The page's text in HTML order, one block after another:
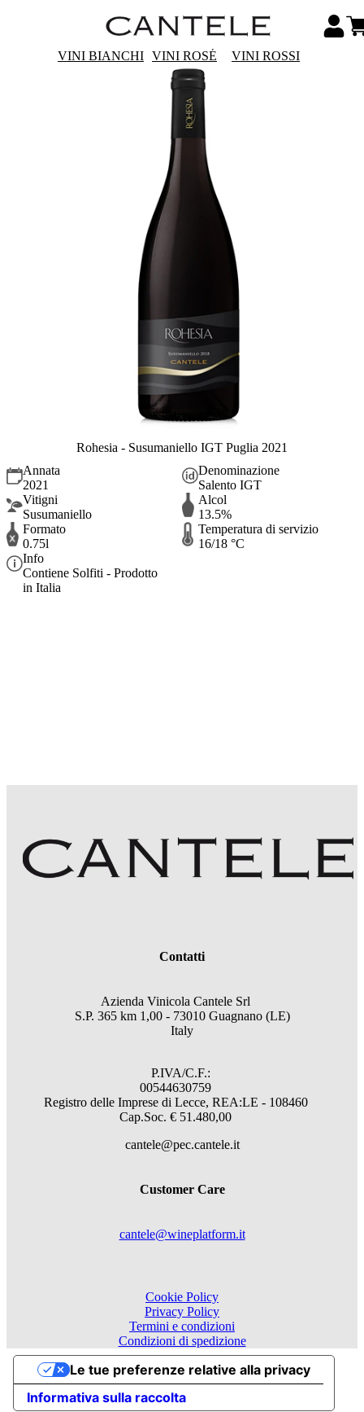
VINI BIANCHI VINI ROSÉ VINI ROSSI
Rohesia - Susumaniello IGT Puglia 2021
Annata
2021
Denominazione
Salento IGT
Vitigni
Susumaniello
Alcol
13.5%
Formato
0.75l
Temperatura di servizio
16/18 °C
Info
Contiene Solfiti - Prodotto
in Italia
Contatti
Azienda Vinicola Cantele Srl
S.P. 365 km 1,00 - 73010 Guagnano (LE)
Italy
P.IVA/C.F.:
00544630759
Registro delle Imprese di Lecce, REA:LE - 108460
Cap.Soc. € 51.480,00
cantele@pec.cantele.it
Customer Care
cantele@wineplatform.it
Cookie Policy
Privacy Policy
Termini e condizioni
Condizioni di spedizione
Informativa sulla raccolta
Le tue preferenze relative alla privacy